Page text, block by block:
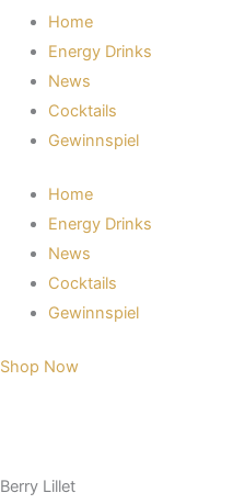
Home
Energy Drinks
News
Cocktails
Gewinnspiel
Home
Energy Drinks
News
Cocktails
Gewinnspiel
Shop Now
Berry Lillet